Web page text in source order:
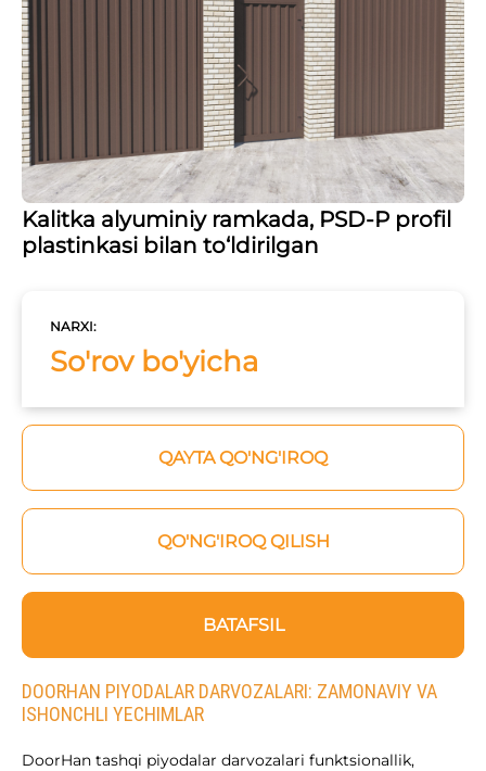
Kalitka alyuminiy ramkada, PSD-P profil
plastinkasi bilan to‘ldirilgan
NARXI:
So'rov bo'yicha
QAYTA QO'NG'IROQ
QO'NG'IROQ QILISH
BATAFSIL
DOORHAN PIYODALAR DARVOZALARI: ZAMONAVIY VA
ISHONCHLI YECHIMLAR
DoorHan tashqi piyodalar darvozalari funktsionallik,